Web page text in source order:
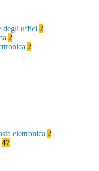
degli uffici 2
2
2
elettronica 2
47